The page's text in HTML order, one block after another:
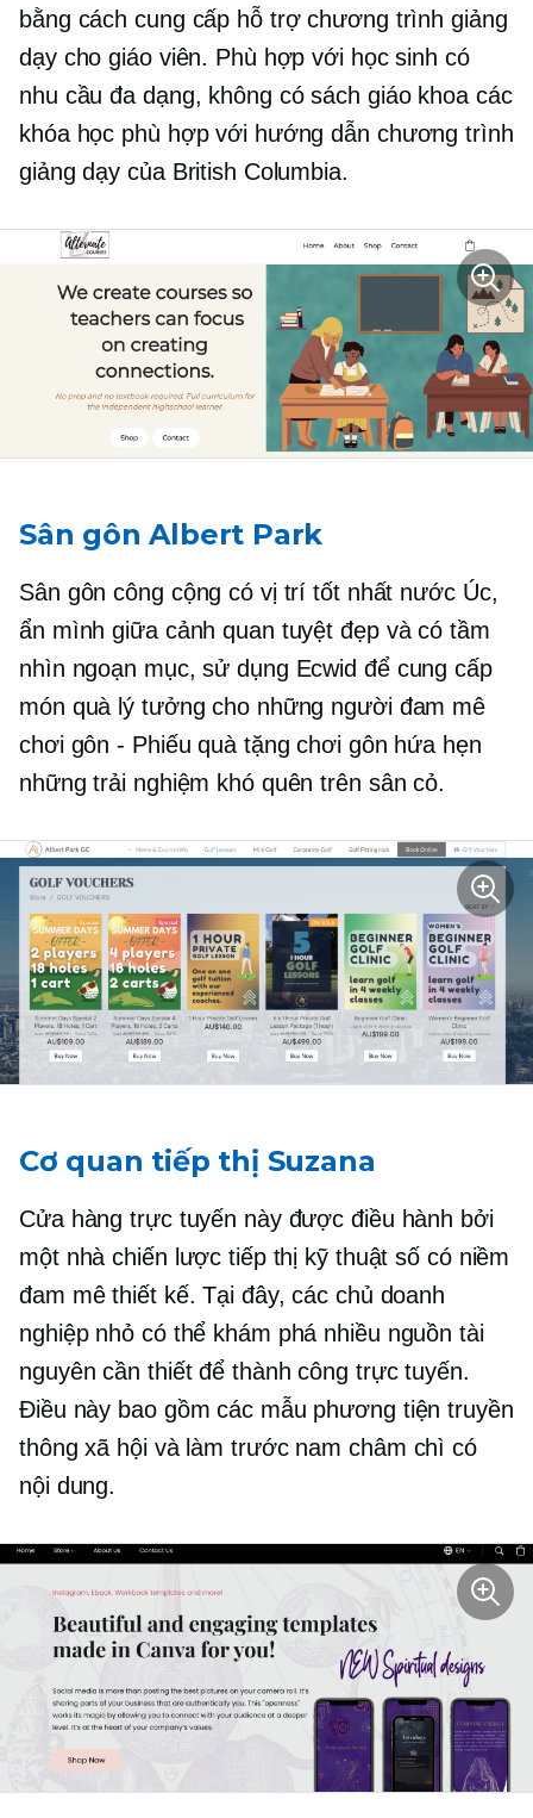
bằng cách cung cấp hỗ trợ chương trình giảng
dạy cho giáo viên. Phù hợp với học sinh có
nhu cầu đa dạng, không có sách giáo khoa các
khóa học phù hợp với hướng dẫn chương trình
giảng dạy của British Columbia.
Sân gôn Albert Park
Sân gôn công cộng có vị trí tốt nhất nước Úc,
ẩn mình giữa cảnh quan tuyệt đẹp và có tầm
nhìn ngoạn mục, sử dụng Ecwid để cung cấp
món quà lý tưởng cho những người đam mê
chơi gôn - Phiếu quà tặng chơi gôn hứa hẹn
những trải nghiệm khó quên trên sân cỏ.
Cơ quan tiếp thị Suzana
Cửa hàng trực tuyến này được điều hành bởi
một nhà chiến lược tiếp thị kỹ thuật số có niềm
đam mê thiết kế. Tại đây, các chủ doanh
nghiệp nhỏ có thể khám phá nhiều nguồn tài
nguyên cần thiết để thành công trực tuyến.
Điều này bao gồm các mẫu phương tiện truyền
thông xã hội và làm trướcnam châm chì có
nội dung.